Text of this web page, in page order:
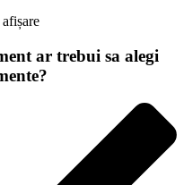
ar trebui sa alegi